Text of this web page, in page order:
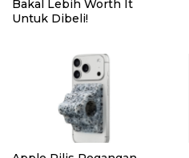
Bakal Lebih Worth It
Untuk Dibeli!